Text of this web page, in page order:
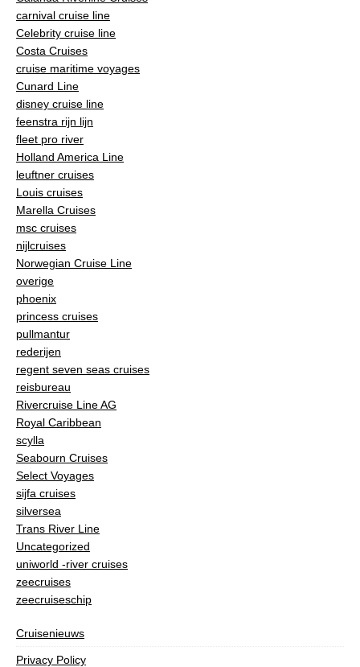
carnival cruise line
Celebrity cruise line
Costa Cruises
cruise maritime voyages
Cunard Line
disney cruise line
feenstra rijn lijn
fleet pro river
Holland America Line
leuftner cruises
Louis cruises
Marella Cruises
msc cruises
nijlcruises
Norwegian Cruise Line
overige
phoenix
princess cruises
pullmantur
rederijen
regent seven seas cruises
reisbureau
Rivercruise Line AG
Royal Caribbean
scylla
Seabourn Cruises
Select Voyages
sijfa cruises
silversea
Trans River Line
Uncategorized
uniworld -river cruises
zeecruises
zeecruiseschip
Cruisenieuws
Privacy Policy